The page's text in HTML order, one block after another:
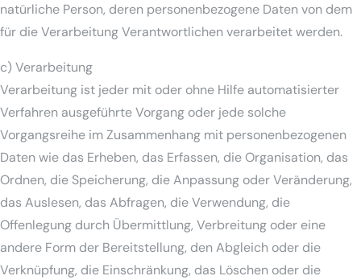
natürliche Person, deren personenbezogene Daten von dem
für die Verarbeitung Verantwortlichen verarbeitet werden.
c) Verarbeitung
Verarbeitung ist jeder mit oder ohne Hilfe automatisierter
Verfahren ausgeführte Vorgang oder jede solche
Vorgangsreihe im Zusammenhang mit personenbezogenen
Daten wie das Erheben, das Erfassen, die Organisation, das
Ordnen, die Speicherung, die Anpassung oder Veränderung,
das Auslesen, das Abfragen, die Verwendung, die
Offenlegung durch Übermittlung, Verbreitung oder eine
andere Form der Bereitstellung, den Abgleich oder die
Verknüpfung, die Einschränkung, das Löschen oder die